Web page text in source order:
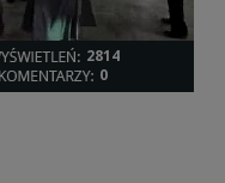
2814
0